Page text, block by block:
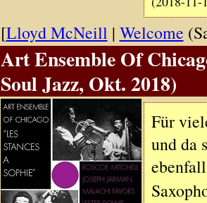
[Lloyd McNeill | Welcome
Art Ensemble Of
Soul Jazz, Okt. 2018)
Für
und da